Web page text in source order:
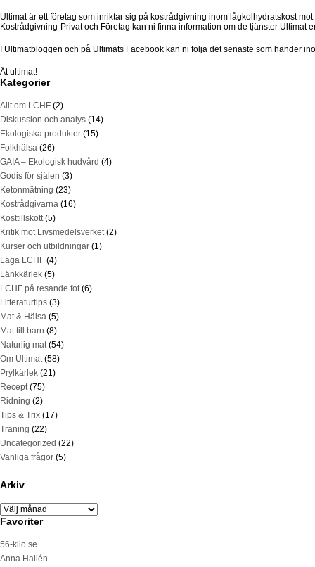
Ultimat är ett företag som inriktar sig på kostrådgivning inom lågkolhydratskost
Kostrådgivning-Privat och Företag kan ni finna information om de tjänster Ultimat
I Ultimatbloggen och på Ultimats Facebook kan ni följa det senaste som händer
Ät ultimat!
Kategorier
Allt om LCHF (2)
Diskussion och analys (14)
Ekologiska produkter (15)
Folkhälsa (26)
GAIA – Ekologisk hudvård (4)
Godis för själen (3)
Ketonmätning (23)
Kostrådgivarna (16)
Kosttillskott(5)
Kritik mot Livsmedelsverket(2)
Kurser och utbildningar (1)
Laga LCHF (4)
Länkkärlek (5)
LCHF på resande fot(6)
Litteraturtips (3)
Mat & Hälsa (5)
Mat till barn (8)
Naturlig mat(54)
Om Ultimat(58)
Prylkärlek (21)
Recept(75)
Ridning (2)
Tips & Trix (17)
Träning (22)
Uncategorized (22)
Vanliga frågor (5)
Arkiv
Favoriter
56-kilo.se
Anna Hallén